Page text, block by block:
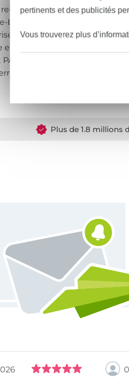
relatifs à ces instructions sont
book ne peut être utilisé
d’utiliser l’e-book pour
et le transfert de ces
autorisés. Nous
dans ces instructions
Plus de 1.8 millions
pertinents et des publicités
Vous trouverez plus